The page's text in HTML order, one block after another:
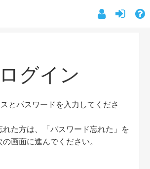
ログイン
とパスワードを入力してくださ
れた方は、「パスワード忘れた」を
画面に進んでください。